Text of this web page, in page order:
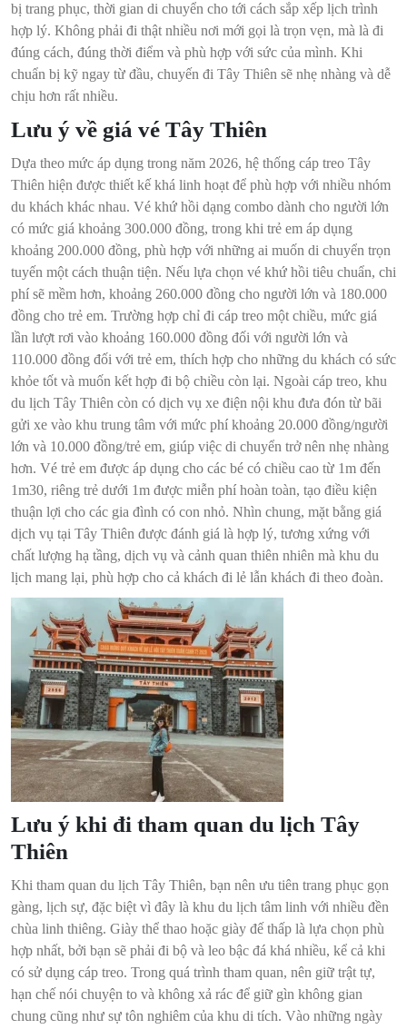
bị trang phục, thời gian di chuyển cho tới cách sắp xếp lịch trình
hợp lý. Không phải đi thật nhiều nơi mới gọi là trọn vẹn, mà là đi
đúng cách, đúng thời điểm và phù hợp với sức của mình. Khi
chuẩn bị kỹ ngay từ đầu, chuyến đi Tây Thiên sẽ nhẹ nhàng và dễ
chịu hơn rất nhiều.
Lưu ý về giá vé Tây Thiên
Dựa theo mức áp dụng trong năm 2026, hệ thống cáp treo Tây
Thiên hiện được thiết kế khá linh hoạt để phù hợp với nhiều nhóm
du khách khác nhau. Vé khứ hồi dạng combo dành cho người lớn
có mức giá khoảng 300.000 đồng, trong khi trẻ em áp dụng
khoảng 200.000 đồng, phù hợp với những ai muốn di chuyển trọn
tuyến một cách thuận tiện. Nếu lựa chọn vé khứ hồi tiêu chuẩn, chi
phí sẽ mềm hơn, khoảng 260.000 đồng cho người lớn và 180.000
đồng cho trẻ em. Trường hợp chỉ đi cáp treo một chiều, mức giá
lần lượt rơi vào khoảng 160.000 đồng đối với người lớn và
110.000 đồng đối với trẻ em, thích hợp cho những du khách có sức
khỏe tốt và muốn kết hợp đi bộ chiều còn lại. Ngoài cáp treo, khu
du lịch Tây Thiên còn có dịch vụ xe điện nội khu đưa đón từ bãi
gửi xe vào khu trung tâm với mức phí khoảng 20.000 đồng/người
lớn và 10.000 đồng/trẻ em, giúp việc di chuyển trở nên nhẹ nhàng
hơn. Vé trẻ em được áp dụng cho các bé có chiều cao từ 1m đến
1m30, riêng trẻ dưới 1m được miễn phí hoàn toàn, tạo điều kiện
thuận lợi cho các gia đình có con nhỏ. Nhìn chung, mặt bằng giá
dịch vụ tại Tây Thiên được đánh giá là hợp lý, tương xứng với
chất lượng hạ tầng, dịch vụ và cảnh quan thiên nhiên mà khu du
lịch mang lại, phù hợp cho cả khách đi lẻ lẫn khách đi theo đoàn.
Lưu ý khi đi tham quan du lịch Tây
Thiên
Khi tham quan du lịch Tây Thiên, bạn nên ưu tiên trang phục gọn
gàng, lịch sự, đặc biệt vì đây là khu du lịch tâm linh với nhiều đền
chùa linh thiêng. Giày thể thao hoặc giày đế thấp là lựa chọn phù
hợp nhất, bởi bạn sẽ phải đi bộ và leo bậc đá khá nhiều, kể cả khi
có sử dụng cáp treo. Trong quá trình tham quan, nên giữ trật tự,
hạn chế nói chuyện to và không xả rác để giữ gìn không gian
chung cũng như sự tôn nghiêm của khu di tích. Vào những ngày